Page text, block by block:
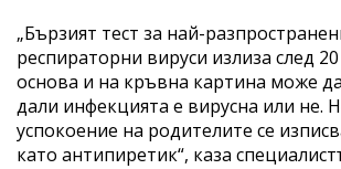
„Бързият тест за най-
респираторни вируси излиза след
основа и на кръвна картина може
дали инфекцията е вирусна или не.
успокоение на родителите се
като антипиретик“, каза